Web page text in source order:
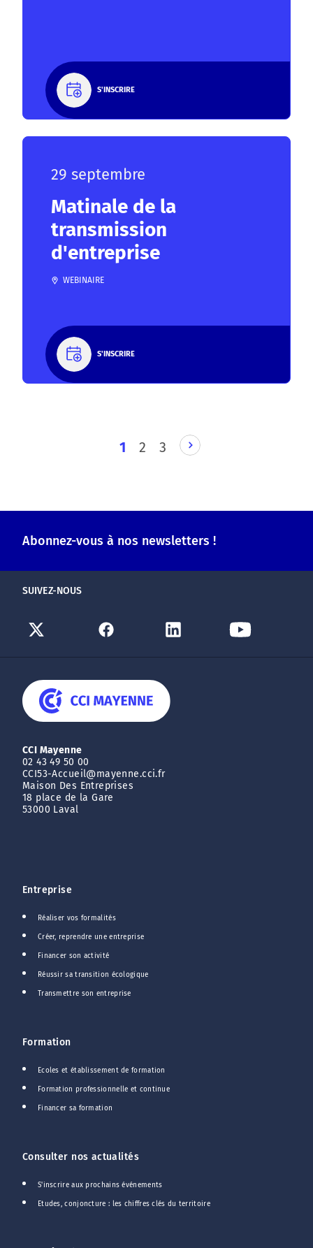
S'INSCRIRE
29 septembre
Matinale de la
transmission
d'entreprise
WEBINAIRE
S'INSCRIRE
1 2 3
PAGE
SUIVANTE
Abonnez-vous à nos newsletters !
SUIVEZ-NOUS
CCI Mayenne
02 43 49 50 00
CCI53-Accueil@mayenne.cci.fr
Maison Des Entreprises
18 place de la Gare
53000 Laval
Entreprise
Réaliser vos formalités
Créer, reprendre une entreprise
Financer son activité
Réussir sa transition écologique
Transmettre son entreprise
Formation
Ecoles et établissement de formation
Formation professionnelle et continue
Financer sa formation
Consulter nos actualités
S'inscrire aux prochains événements
Etudes, conjoncture : les chiffres clés du territoire